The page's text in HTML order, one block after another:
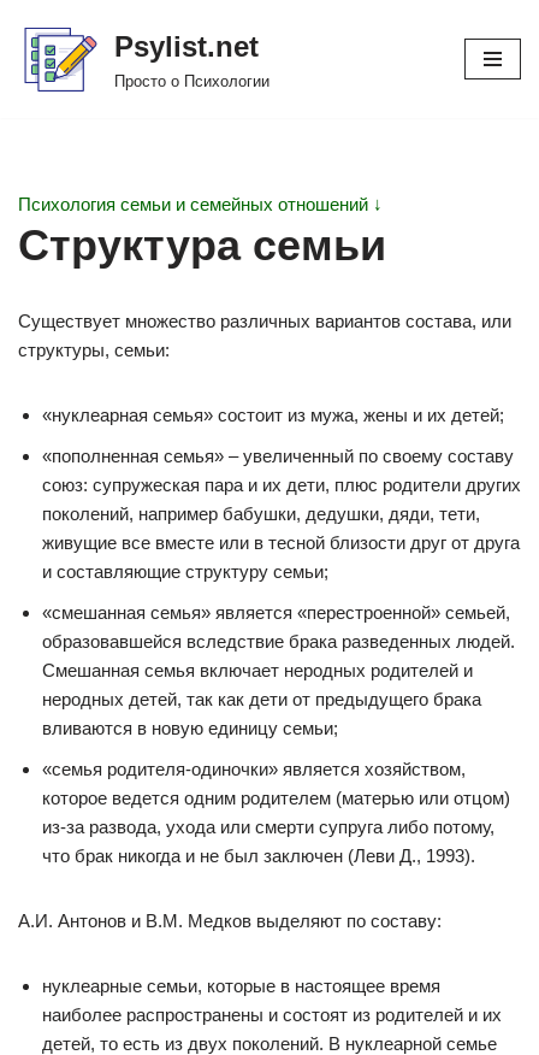
Перейти
Psylist.net
Просто о Психологии
Психология семьи и семейных отношений ↓
Структура семьи
Существует множество различных вариантов состава, или
структуры, семьи:
«нуклеарная семья» состоит из мужа, жены и их детей;
«пополненная семья» – увеличенный по своему составу
союз: супружеская пара и их дети, плюс родители других
поколений, например бабушки, дедушки, дяди, тети,
живущие все вместе или в тесной близости друг от друга
и составляющие структуру семьи;
«смешанная семья» является «перестроенной» семьей,
образовавшейся вследствие брака разведенных людей.
Смешанная семья включает неродных родителей и
неродных детей, так как дети от предыдущего брака
вливаются в новую единицу семьи;
«семья родителя-одиночки» является хозяйством,
которое ведется одним родителем (матерью или отцом)
из-за развода, ухода или смерти супруга либо потому,
что брак никогда и не был заключен (Леви Д., 1993).
А.И. Антонов и В.М. Медков выделяют по составу:
нуклеарные семьи, которые в настоящее время
наиболее распространены и состоят из родителей и их
детей, то есть из двух поколений. В нуклеарной семье